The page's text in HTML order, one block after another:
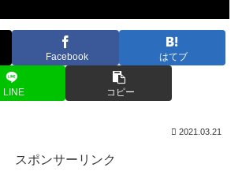
Facebook はてブ
LINE コピー
2021.03.21
スポンサーリンク